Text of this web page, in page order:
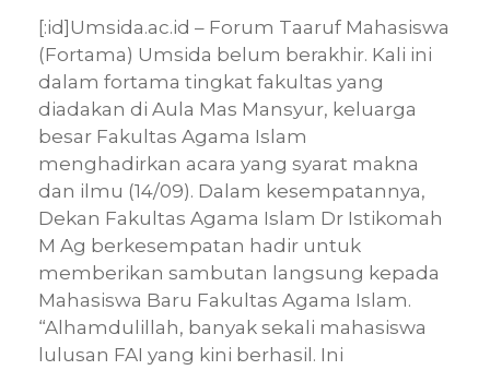
[:id]Umsida.ac.id – Forum Taaruf Mahasiswa
(Fortama) Umsida belum berakhir. Kali ini
dalam fortama tingkat fakultas yang
diadakan di Aula Mas Mansyur, keluarga
besar Fakultas Agama Islam
menghadirkan acara yang syarat makna
dan ilmu (14/09). Dalam kesempatannya,
Dekan Fakultas Agama Islam Dr Istikomah
M Ag berkesempatan hadir untuk
memberikan sambutan langsung kepada
Mahasiswa Baru Fakultas Agama Islam.
“Alhamdulillah, banyak sekali mahasiswa
lulusan FAI yang kini berhasil. Ini